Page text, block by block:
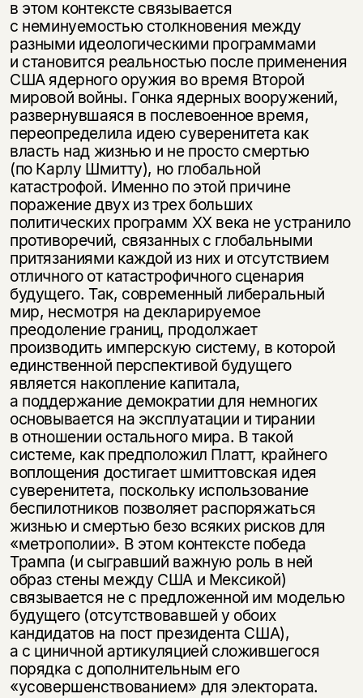
в этом контексте связывается
с неминуемостью столкновения между
разными идеологическими программами
и становится реальностью после применения
США ядерного оружия во время Второй
мировой войны. Гонка ядерных вооружений,
развернувшаяся в послевоенное время,
переопределила идею суверенитета как
власть над жизнью и не просто смертью
(по Карлу Шмитту), но глобальной
катастрофой. Именно по этой причине
поражение двух из трех больших
политических программ ХХ века не устранило
противоречий, связанных с глобальными
притязаниями каждой из них и отсутствием
отличного от катастрофичного сценария
будущего. Так, современный либеральный
мир, несмотря на декларируемое
преодоление границ, продолжает
производить имперскую систему, в которой
единственной перспективой будущего
является накопление капитала,
а поддержание демократии для немногих
основывается на эксплуатации и тирании
в отношении остального мира. В такой
системе, как предположил Платт, крайнего
воплощения достигает шмиттовская идея
суверенитета, поскольку использование
беспилотников позволяет распоряжаться
жизнью и смертью безо всяких рисков для
«метрополии». В этом контексте победа
Трампа (и сыгравший важную роль в ней
образ стены между США и Мексикой)
связывается не с предложенной им моделью
будущего (отсутствовавшей у обоих
кандидатов на пост президента США),
а с циничной артикуляцией сложившегося
порядка с дополнительным его
«усовершенствованием» для электората.